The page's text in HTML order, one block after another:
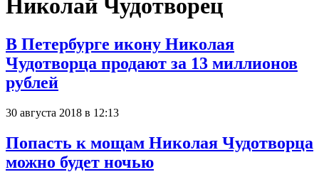
Николай Чудотворец
В Петербурге икону Николая
Чудотворца продают за 13 миллионов
рублей
30 августа 2018 в 12:13
Попасть к мощам Николая Чудотворца
можно будет ночью